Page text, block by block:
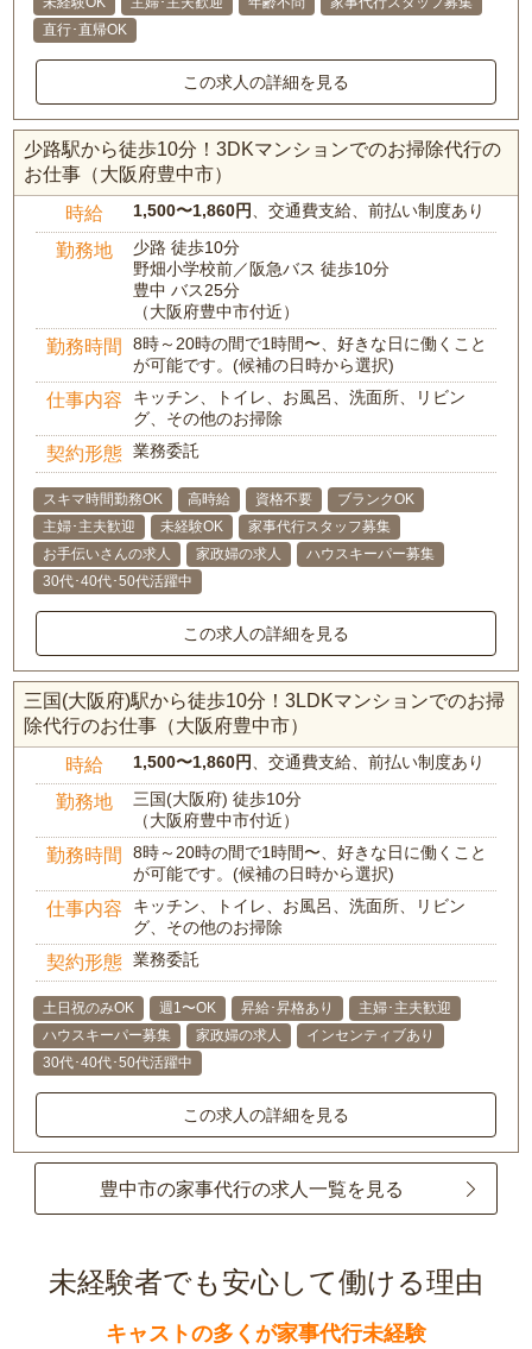
直行･直帰OK
この求人の詳細を見る
少路駅から徒歩10分！3DKマンションでのお掃除代行の
お仕事（大阪府豊中市）
時給 1,500〜1,860円 、交通費支給、前払い制度あり
勤務地
少路 徒歩10分
野畑小学校前／阪急バス 徒歩10分
豊中 バス25分
（大阪府豊中市付近）
勤務時間
8時～20時の間で1時間〜、好きな日に働くこと
が可能です。(候補の日時から選択)
仕事内容
キッチン、トイレ、お風呂、洗面所、リビン
グ、その他のお掃除
契約形態 業務委託
スキマ時間勤務OK 高時給 資格不要
ブランクOK
主婦･主夫歓迎
未経験OK
家事代行スタッフ募集
お手伝いさんの求人
家政婦の求人
ハウスキーパー募集
30代･40代･50代活躍中
この求人の詳細を見る
三国(大阪府)駅から徒歩10分！3LDKマンションでのお掃
除代行のお仕事（大阪府豊中市）
時給 1,500〜1,860円 、交通費支給、前払い制度あり
勤務地
三国(大阪府) 徒歩10分
（大阪府豊中市付近）
勤務時間
8時～20時の間で1時間〜、好きな日に働くこと
が可能です。(候補の日時から選択)
仕事内容
キッチン、トイレ、お風呂、洗面所、リビン
グ、その他のお掃除
契約形態 業務委託
土日祝のみOK 週1〜OK 昇給･昇格あり
主婦･主夫歓迎
ハウスキーパー募集
家政婦の求人
インセンティブあり
30代･40代･50代活躍中
この求人の詳細を見る
豊中市の家事代行の求人一覧を見る
未経験者でも安心して働ける理由
キャストの多くが家事代行未経験